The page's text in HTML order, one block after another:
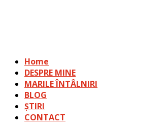
Home
DESPRE MINE
MARILE ÎNTÂLNIRI
BLOG
ȘTIRI
CONTACT